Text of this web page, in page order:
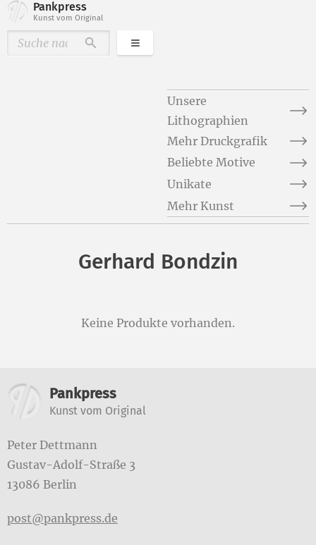
Pankpress
Kunst vom Original
DurchsuchenKategorien
Unsere
Lithographien
Mehr Druckgrafik
Beliebte Motive
Unikate
Mehr Kunst
Gerhard Bondzin
Keine Produkte vorhanden.
Weitere Informationen
Pankpress
Kunst vom Original
Peter Dettmann
Gustav-Adolf-Straße 3
13086 Berlin
post@pankpress.de